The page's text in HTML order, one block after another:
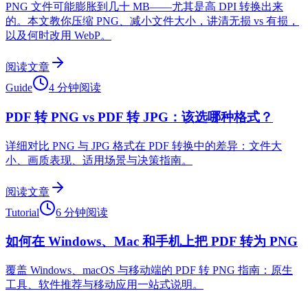
PNG 文件可能膨胀到几十 MB——尤其是高 DPI 转换出来
的。本文教你压缩 PNG、减小文件大小，讲清无损 vs 有损，
以及何时改用 WebP。
阅读文章
Guide
4 分钟阅读
PDF 转 PNG vs PDF 转 JPG：该选哪种格式？
详细对比 PNG 与 JPG 格式在 PDF 转换中的差异：文件大
小、画质表现、适用场景与决策指南。
阅读文章
Tutorial
6 分钟阅读
如何在 Windows、Mac 和手机上把 PDF 转为 PNG
覆盖 Windows、macOS 与移动端的 PDF 转 PNG 指南：原生
工具、软件推荐与移动应用一站式说明。